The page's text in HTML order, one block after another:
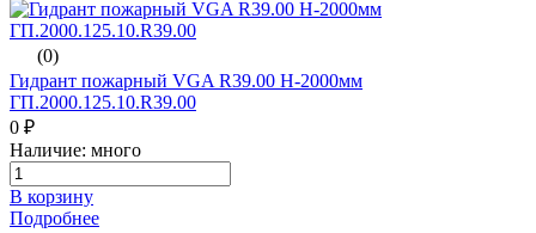
(0)
Гидрант пожарный VGA R39.00 H-2000мм
ГП.2000.125.10.R39.00
0 ₽
Наличие: много
В корзину
Подробнее